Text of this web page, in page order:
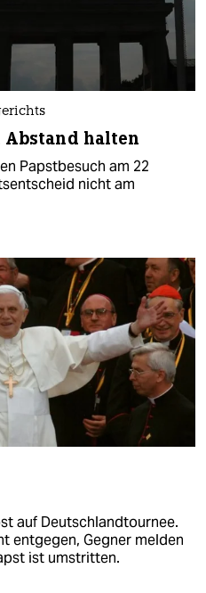
Abstand halten
Papstbesuch am 22
nicht am
auf Deutschlandtournee.
entgegen, Gegner melden
ist umstritten.